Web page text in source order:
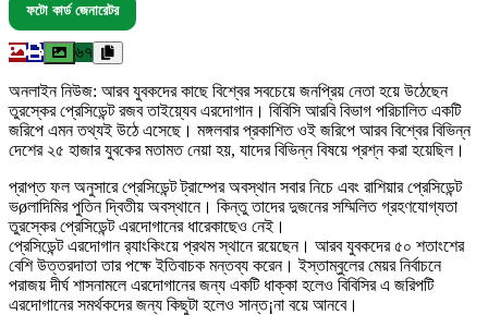
ফটো কার্ড জেনারেটর
৬৭
অনলাইন নিউজ: আরব যুবকদের কাছে বিশ্বের সবচেয়ে জনপ্রিয় নেতা হয়ে উঠেছেন
তুরস্কের প্রেসিডেন্ট রজব তাইয়্যেব এরদোগান। বিবিসি আরবি বিভাগ পরিচালিত একটি
জরিপে এমন তথ্যই উঠে এসেছে। মঙ্গলবার প্রকাশিত ওই জরিপে আরব বিশ্বের বিভিন্ন
দেশের ২৫ হাজার যুবকের মতামত নেয়া হয়, যাদের বিভিন্ন বিষয়ে প্রশ্ন করা হয়েছিল।
প্রাপ্ত ফল অনুসারে প্রেসিডেন্ট ট্রাম্পের অবস্থান সবার নিচে এবং রাশিয়ার প্রেসিডেন্ট
ভøলাদিমির পুতিন দ্বিতীয় অবস্থানে। কিন্তু তাদের দুজনের সম্মিলিত গ্রহণযোগ্যতা
তুরস্কের প্রেসিডেন্ট এরদোগানের ধারেকাছেও নেই।
প্রেসিডেন্ট এরদোগান র‌্যাংকিংয়ে প্রথম স্থানে রয়েছেন। আরব যুবকদের ৫০ শতাংশের
বেশি উত্তরদাতা তার পক্ষে ইতিবাচক মন্তব্য করেন। ইস্তাম্বুলের মেয়র নির্বাচনে
পরাজয় দীর্ঘ শাসনামলে এরদোগানের জন্য একটি ধাক্কা হলেও বিবিসির এ জরিপটি
এরদোগানের সমর্থকদের জন্য কিছুটা হলেও সান্ত¡না বয়ে আনবে।